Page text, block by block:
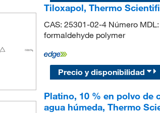
Tiloxapol, Thermo
CAS: 25301-02-4 Número
formaldehyde polymer
Precio y disponibilidad
Platino, 10 % en polvo de
agua húmeda, Thermo